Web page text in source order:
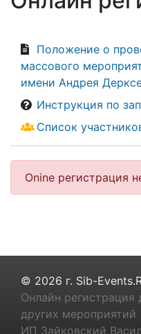
Положение о
массового
имени Андрея
Инструкция по
Список
Onine регистрация
© 2026 г. Sib-
Онлайн регистрация
других мероприятий
ИП Зайковский